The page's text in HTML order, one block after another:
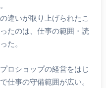
違いが取り上げられたこ
たのは、仕事の範囲・読
た。
ロショップの経営をはじ
仕事の守備範囲が広い。